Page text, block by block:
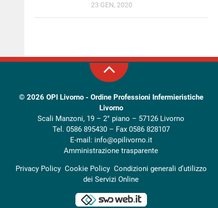
23 GEN, 2020
© 2026 OPI Livorno - Ordine Professioni Infermieristiche
Livorno
Scali Manzoni, 19 – 2° piano – 57126 Livorno
Tel. 0586 895430 – Fax 0586 828107
E-mail: info@opilivorno.it
Amministrazione trasparente
Privacy Policy Cookie Policy Condizioni generali d’utilizzo
dei Servizi Online